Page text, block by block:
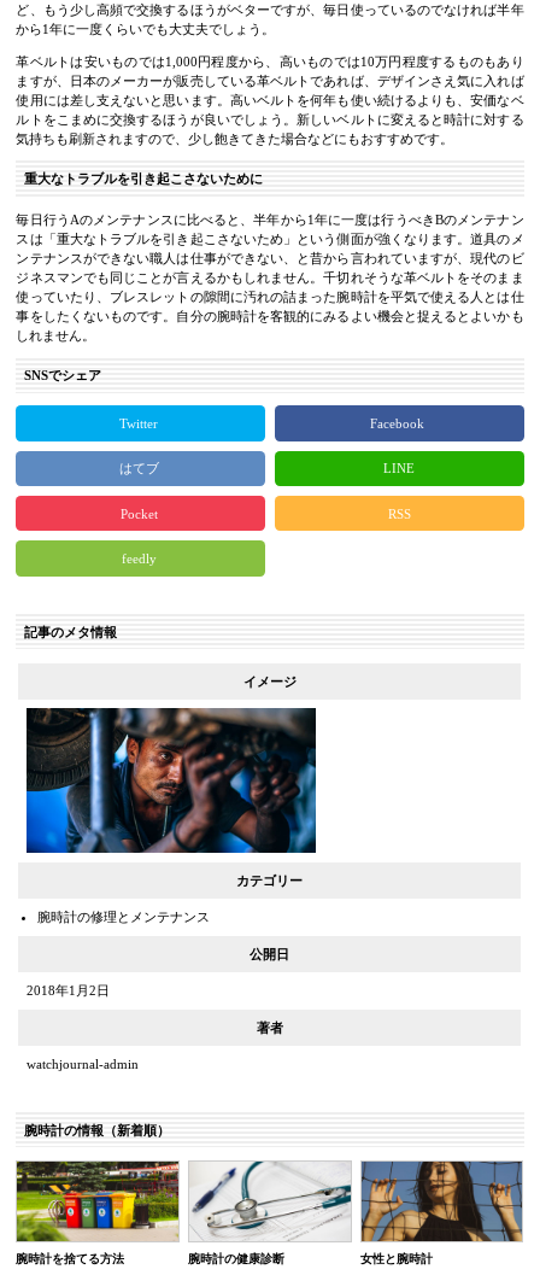
ど、もう少し高頻で交換するほうがベターですが、毎日使っているのでなければ半年
から1年に一度くらいでも大丈夫でしょう。
革ベルトは安いものでは1,000円程度から、高いものでは10万円程度するものもあり
ますが、日本のメーカーが販売している革ベルトであれば、デザインさえ気に入れば
使用には差し支えないと思います。高いベルトを何年も使い続けるよりも、安価なベ
ルトをこまめに交換するほうが良いでしょう。新しいベルトに変えると時計に対する
気持ちも刷新されますので、少し飽きてきた場合などにもおすすめです。
重大なトラブルを引き起こさないために
毎日行うAのメンテナンスに比べると、半年から1年に一度は行うべきBのメンテナン
スは「重大なトラブルを引き起こさないため」という側面が強くなります。道具のメ
ンテナンスができない職人は仕事ができない、と昔から言われていますが、現代のビ
ジネスマンでも同じことが言えるかもしれません。千切れそうな革ベルトをそのまま
使っていたり、ブレスレットの隙間に汚れの詰まった腕時計を平気で使える人とは仕
事をしたくないものです。自分の腕時計を客観的にみるよい機会と捉えるとよいかも
しれません。
SNSでシェア
Twitter Facebook
はてブ LINE
Pocket RSS
feedly
記事のメタ情報
イメージ
カテゴリー
腕時計の修理とメンテナンス
公開日
2018年1月2日
著者
watchjournal-admin
腕時計の情報（新着順）
腕時計を捨てる方法
腕時計の健康診断
女性と腕時計